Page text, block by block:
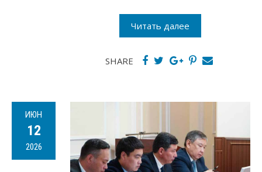
Читать далее
SHARE
ИЮН
12
2026